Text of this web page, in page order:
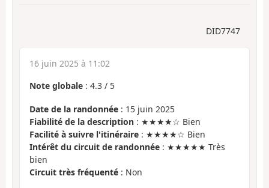
DID7747
16 juin 2025 à 11:02
Note globale : 4.3 / 5
Date de la randonnée : 15 juin 2025
Fiabilité de la description : ★★★★☆ Bien
Facilité à suivre l'itinéraire : ★★★★☆ Bien
Intérêt du circuit de randonnée : ★★★★★ Très
bien
Circuit très fréquenté : Non